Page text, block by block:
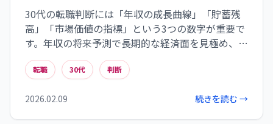
30代の転職判断には「年収の成長曲線」「貯蓄残
高」「市場価値の指標」という3つの数字が重要で
す。年収の将来予測で長期的な経済面を見極め、十
分な貯蓄で理想的な転職を可能にし、市場価値を
客観的に把握することでキャリア判断の精度を高
で、感情と理性のバランスの取れた意思決定がで
きるようになります。
転職 30代 判断
2026.02.09 続きを読む →